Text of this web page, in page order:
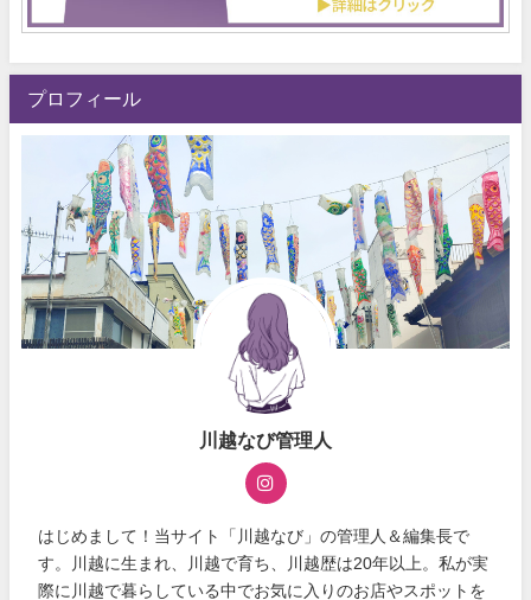
プロフィール
川越なび管理人
はじめまして！当サイト「川越なび」の管理人＆編集長で
す。川越に生まれ、川越で育ち、川越歴は20年以上。私が実
際に川越で暮らしている中でお気に入りのお店やスポットを